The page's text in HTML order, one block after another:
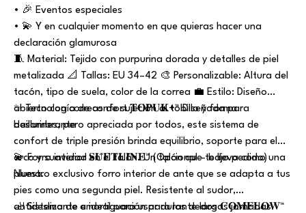
• 🎉 Eventos especiales
• 💫 Y en cualquier momento en que quieras hacer una
declaración glamurosa
🧵 Material: Tejido con purpurina dorada y detalles de piel
metalizada 📐 Tallas: EU 34–42 🎨 Personalizable: Altura del
tacón, tipo de suela, color de la correa 💼 Estilo: Diseño
abierto con correas de sujeción al tobillo y forma
deslumbrante
✨ Tecnología de confort 𝐓𝐎𝐏𝐔𝐊+™ Diseñada para
bailarines, pero apreciada por todos, este sistema de
confort de triple presión brinda equilibrio, soporte para el
arco y suavidad en el talón. Un talón que te lleva como una
pluma.
💫 Forro interior 𝐒𝐔̈𝐄𝐓𝐋𝐈̇𝐍𝐄™ (Opcional – bajo pedido)
Nuestro exclusivo forro interior de ante que se adapta a tus
pies como una segunda piel. Resistente al sudor,
antideslizante e ideal para usar durante largas jornadas.
🦶 Sistema de amortiguación para los dedos 𝐂𝐎𝐌𝐅𝐋𝐎𝐖™